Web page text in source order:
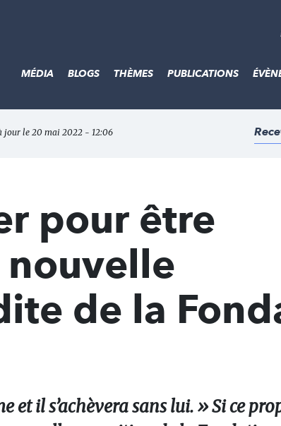
MÉDIA BLOGS THÈMES PUBLICATIONS
jour le 20 mai 2022 - 12:06
pour être
nouvelle
de la
et il s’achèvera sans lui. » Si ce